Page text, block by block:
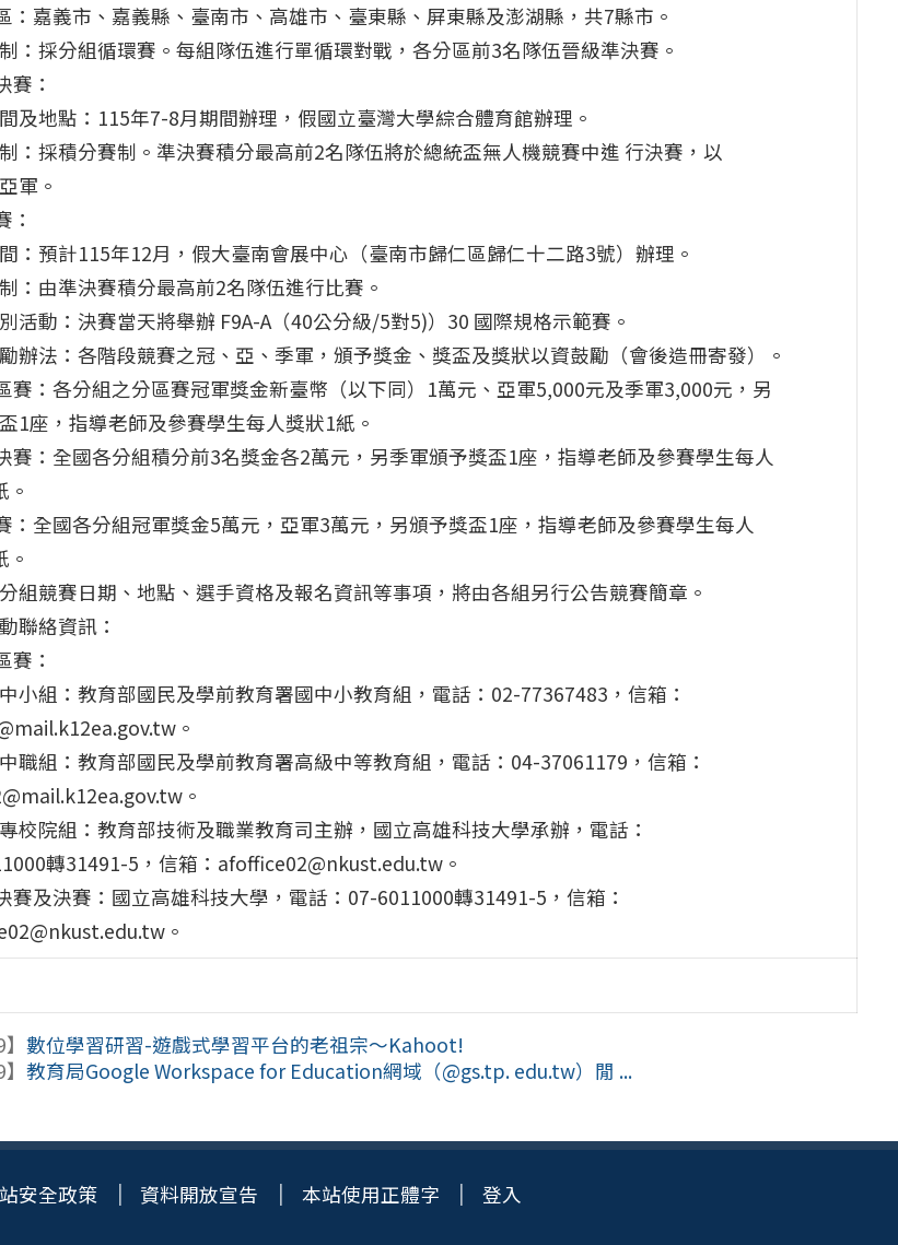
：嘉義市、嘉義縣、臺南市、高雄市、臺東縣、屏東縣及澎湖縣，共7縣市。
：採分組循環賽。每組隊伍進行單循環對戰，各分區前3名隊伍晉級準決賽。
賽：
及地點：115年7-8月期間辦理，假國立臺灣大學綜合體育館辦理。
：採積分賽制。準決賽積分最高前2名隊伍將於總統盃無人機競賽中進 行決賽，以
軍。
：
：預計115年12月，假大臺南會展中心（臺南市歸仁區歸仁十二路3號）辦理。
：由準決賽積分最高前2名隊伍進行比賽。
活動：決賽當天將舉辦 F9A-A（40公分級/5對5)）30 國際規格示範賽。
辦法：各階段競賽之冠、亞、季軍，頒予獎金、獎盃及獎狀以資鼓勵（會後造冊寄發）。
賽：各分組之分區賽冠軍獎金新臺幣（以下同）1萬元、亞軍5,000元及季軍3,000元，另
1座，指導老師及參賽學生每人獎狀1紙。
賽：全國各分組積分前3名獎金各2萬元，另季軍頒予獎盃1座，指導老師及參賽學生每人
。
：全國各分組冠軍獎金5萬元，亞軍3萬元，另頒予獎盃1座，指導老師及參賽學生每人
。
組競賽日期、地點、選手資格及報名資訊等事項，將由各組另行公告競賽簡章。
聯絡資訊：
賽：
小組：教育部國民及學前教育署國中小教育組，電話：02-77367483，信箱：
。
職組：教育部國民及學前教育署高級中等教育組，電話：04-37061179，信箱：
。
校院組：教育部技術及職業教育司主辦，國立高雄科技大學承辦，電話：
轉31491-5，信箱：afoffice02@nkust.edu.tw。
賽及決賽：國立高雄科技大學，電話：07-6011000轉31491-5，信箱：
。
】數位學習研習-遊戲式學習平台的老祖宗～Kahoot!
】教育局Google Workspace for Education網域（@gs.tp. edu.tw）閒 ...
安全政策 資料開放宣告 本站使用正體字 登入